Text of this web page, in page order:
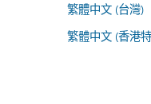
繁體中文 (台灣)
繁體中文 (香港